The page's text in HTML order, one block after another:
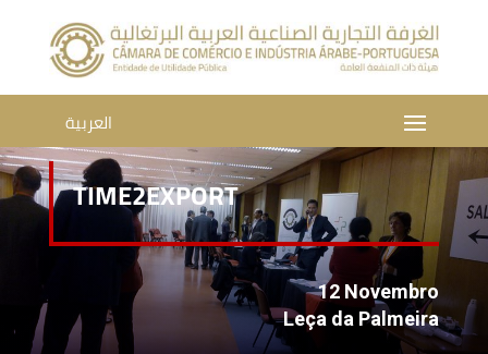
العربية
TIME2EXPORT
12 Novembro
Leça da Palmeira